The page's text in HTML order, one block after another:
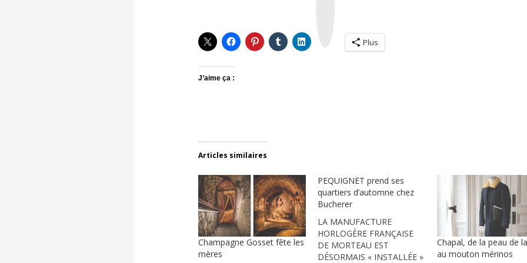
Plus
J’aime ça :
Articles similaires
Champagne Gosset fête les
mères
PEQUIGNET prend ses
quartiers d’automne chez
Bucherer
LA MANUFACTURE
HORLOGÈRE FRANÇAISE
DE MORTEAU EST
DÉSORMAIS « INSTALLÉE »
Chapal, de la peau de
au mouton mérinos